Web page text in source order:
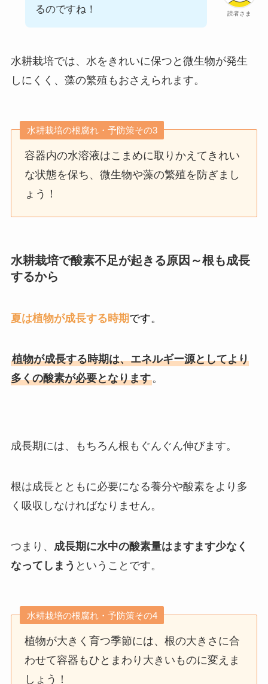
読者さま
るのですね！
水耕栽培では、水をきれいに保つと微生物が発生
しにくく、藻の繁殖もおさえられます。
水耕栽培の根腐れ・予防策その3
容器内の水溶液はこまめに取りかえてきれい
な状態を保ち、微生物や藻の繁殖を防ぎまし
ょう！
水耕栽培で酸素不足が起きる原因～根も成長
するから
夏は植物が成長する時期です。
植物が成長する時期は、エネルギー源としてより
多くの酸素が必要となります。
成長期には、もちろん根もぐんぐん伸びます。
根は成長とともに必要になる養分や酸素をより多
く吸収しなければなりません。
つまり、 成長期に水中の酸素量はますます少なく
なってしまう ということです。
水耕栽培の根腐れ・予防策その4
植物が大きく育つ季節には、根の大きさに合
わせて容器もひとまわり大きいものに変えま
しょう！